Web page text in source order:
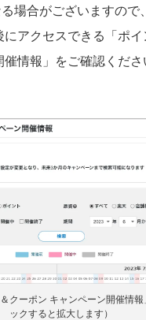
場合がございますので
アクセスできる「ポ
情報」をご確認くださ
クーポン キャンペーン開催情報
ックすると拡大します）